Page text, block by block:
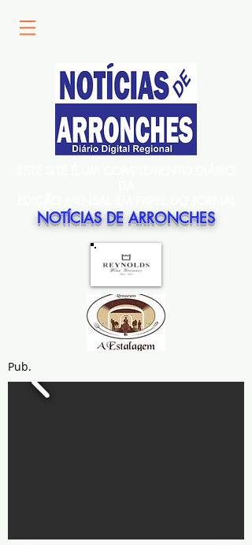
NOTÍCIAS DE ARRONCHES
Pub.